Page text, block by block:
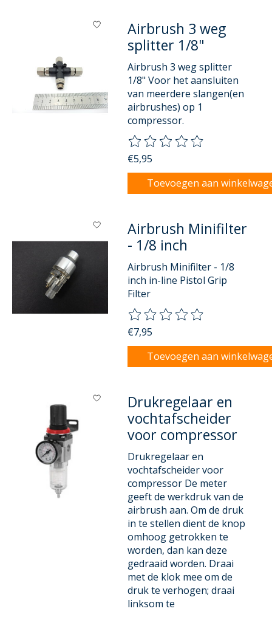
Airbrush 3 weg
splitter 1/8"
Airbrush 3 weg splitter
1/8" Voor het aansluiten
van meerdere slangen(en
airbrushes) op 1
compressor.
De beoordeling van dit
€5,95
Toevoegen aan
Airbrush Minifilter
- 1/8 inch
Airbrush Minifilter - 1/8
inch in-line Pistol Grip
Filter
De beoordeling van dit
€7,95
Toevoegen aan
Drukregelaar en
vochtafscheider
voor compressor
Drukregelaar en
vochtafscheider voor
compressor De meter
geeft de werkdruk van de
airbrush aan. Om de druk
in te stellen dient de knop
omhoog getrokken te
worden, dan kan deze
gedraaid worden. Draai
met de klok mee om de
druk te verhogen; draai
linksom te